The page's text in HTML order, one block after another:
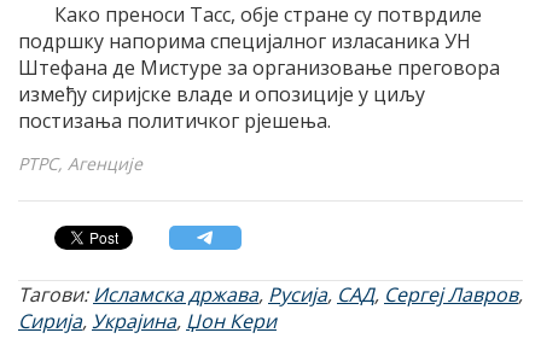
Како преноси Тасс, обје стране су потврдиле
подршку напорима специјалног изласаника УН
Штефана де Мистуре за организовање преговора
између сиријске владе и опозиције у циљу
постизања политичког рјешења.
РТРС, Агенције
Тагови:Исламска држава, Русија, САД, Сергеј Лавров,
Сирија,Украјина, Џон Кери